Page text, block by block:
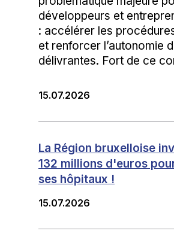
développeurs et
: accélérer les
et renforcer l’autonomie
délivrantes. Fort de ce
15.07.2026
La Région bruxelloise
132 millions d'euros
ses hôpitaux !
15.07.2026